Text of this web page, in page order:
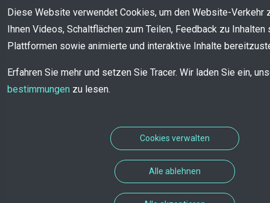
Diese Website verwendet Cookies, um den Website-Verkehr
Ihnen Videos, Schaltflächen zum Teilen, Feedback zu Inhalten
Plattformen sowie animierte und interaktive Inhalte
Erfahren Sie mehr und setzen Sie Tracer. Wir laden Sie ein,
bestimmungen zu lesen.
Cookies verwalten
Alle ablehnen